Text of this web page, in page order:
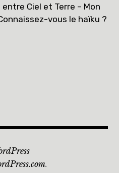
Ciel et Terre – Mon
vous le haïku ?
.